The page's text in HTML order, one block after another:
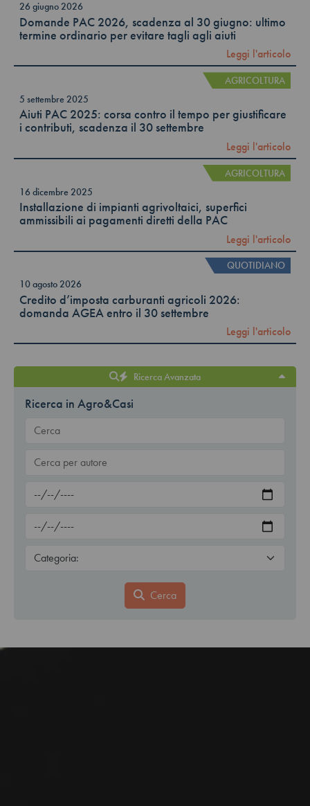
26 giugno 2026
Domande PAC 2026, scadenza al 30 giugno: ultimo
termine ordinario per evitare tagli agli aiuti
Leggi l'articolo
AGRICOLTURA
5 settembre 2025
Aiuti PAC 2025: corsa contro il tempo per giustificare
i contributi, scadenza il 30 settembre
Leggi l'articolo
AGRICOLTURA
16 dicembre 2025
Installazione di impianti agrivoltaici, superfici
ammissibili ai pagamenti diretti della PAC
Leggi l'articolo
QUOTIDIANO
10 agosto 2026
Credito d’imposta carburanti agricoli 2026:
domanda AGEA entro il 30 settembre
Leggi l'articolo
Ricerca Avanzata
Ricerca in Agro&Casi
Cerca